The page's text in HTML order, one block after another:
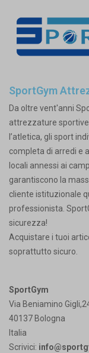
SportGym
Da oltre vent'anni
attrezzature
l’atletica, gli sport
completa di arredi e
locali annessi ai
garantiscono la
cliente istituzionale
professionista.
sicurezza!
Acquistare i tuoi
soprattutto sicuro.
SportGym
Via Beniamino
40137 Bologna
Italia
Scrivici: